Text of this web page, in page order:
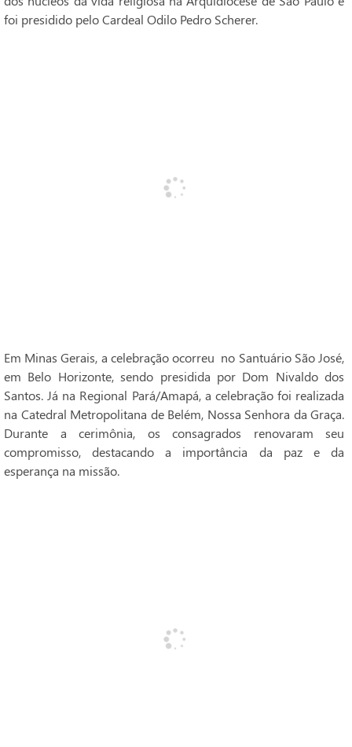
foi presidido pelo Cardeal Odilo Pedro Scherer.
Em Minas Gerais, a celebração ocorreu no Santuário São José,
em Belo Horizonte, sendo presidida por Dom Nivaldo dos
Santos. Já na Regional Pará/Amapá, a celebração foi realizada
na Catedral Metropolitana de Belém, Nossa Senhora da Graça.
Durante a cerimônia, os consagrados renovaram seu
compromisso, destacando a importância da paz e da
esperança na missão.